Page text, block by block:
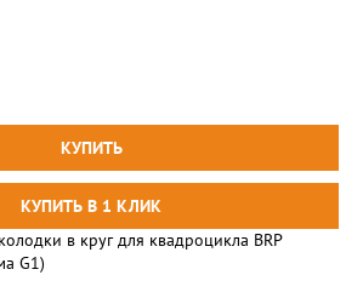
в круг для квадроцикла BRP
G1)